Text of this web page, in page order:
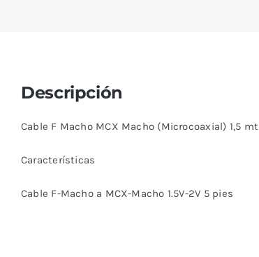
Descripción
Cable F Macho MCX Macho (Microcoaxial) 1,5 mt
Características
Cable F-Macho a MCX-Macho 1.5V-2V 5 pies